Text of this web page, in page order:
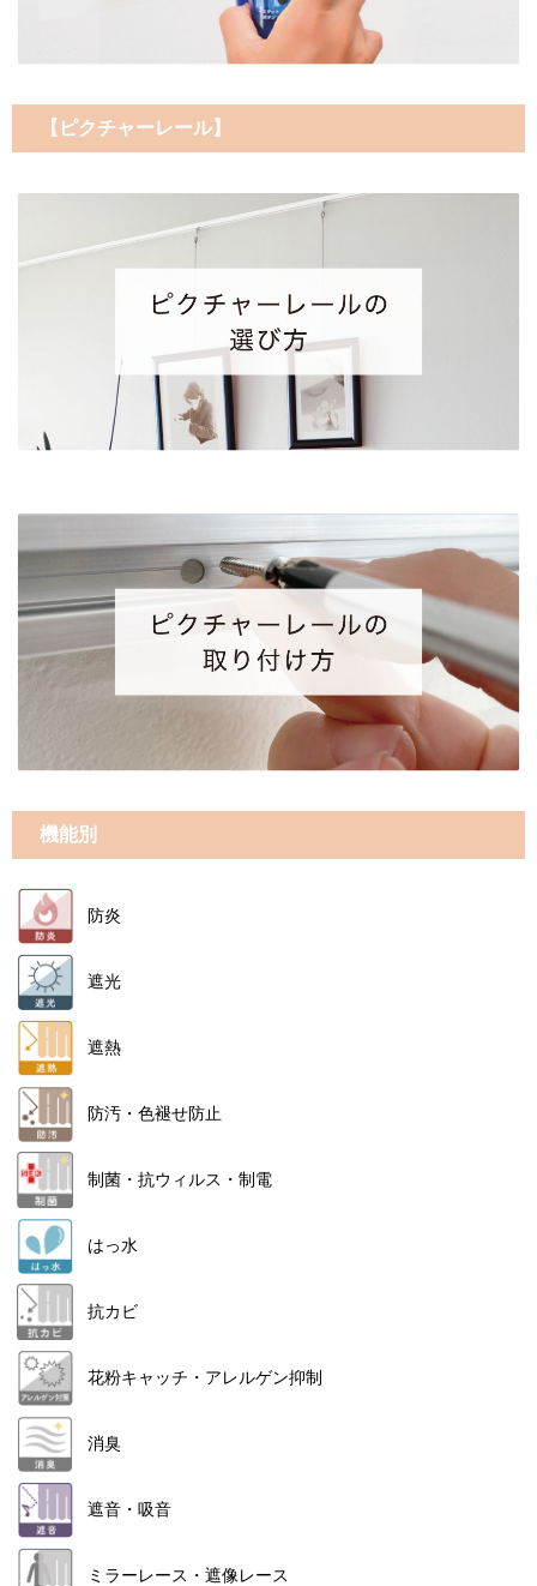
【ピクチャーレール】
機能別
防炎
遮光
遮熱
防汚・色褪せ防止
制菌・抗ウィルス・制電
はっ水
抗カビ
花粉キャッチ・アレルゲン抑制
消臭
遮音・吸音
ミラーレース・遮像レース